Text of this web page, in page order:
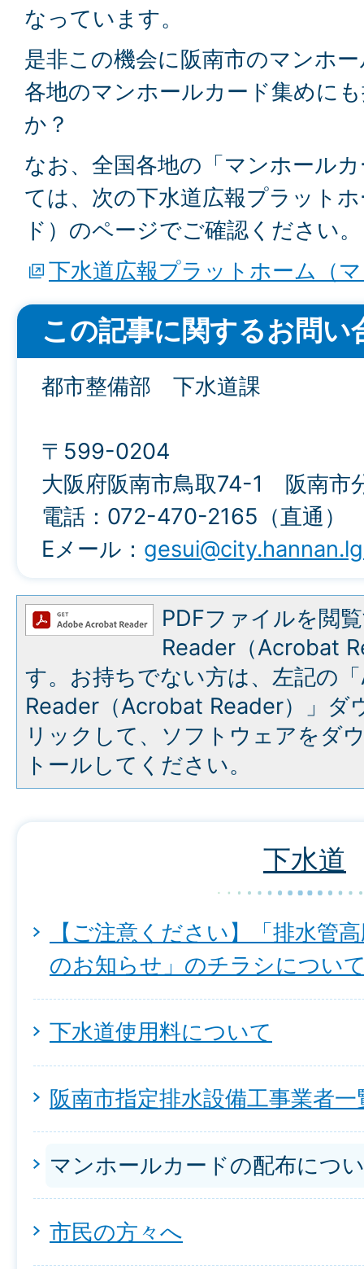
なっています。
是非この機会に阪南市のマンホ
各地のマンホールカード集めに
か？
なお、全国各地の「マンホール
ては、次の下水道広報プラット
ド）のページでご確認ください。
下水道広報プラットホーム（
この記事に関するお問い
都市整備部 下水道課
〒599-0204
大阪府阪南市鳥取74-1 阪南市
電話：072-470-2165（直通）
Eメール：
PDFファイルを閲
Reader（Acrobat
す。お持ちでない方は、左記の
Reader（Acrobat Reader）」ダ
リックして、ソフトウェアをダ
トールしてください。
下水道
【ご注意ください】「排水管
のお知らせ」のチラシについ
下水道使用料について
阪南市指定排水設備工事業者一
マンホールカードの配布につ
市民の方々へ